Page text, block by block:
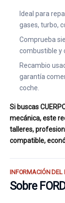
Ideal para
gases, turbo,
Comprueba
combustible y
Recambio
garantía
coche.
Si buscas
mecánica, este
talleres,
compatible,
INFORMACIÓN DEL
Sobre FORD